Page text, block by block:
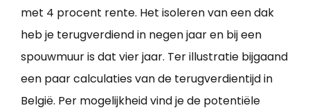
met 4 procent rente. Het isoleren van een dak
heb je terugverdiend in negen jaar en bij een
spouwmuur is dat vier jaar. Ter illustratie bijgaand
een paar calculaties van de terugverdientijd in
België. Per mogelijkheid vind je de potentiële